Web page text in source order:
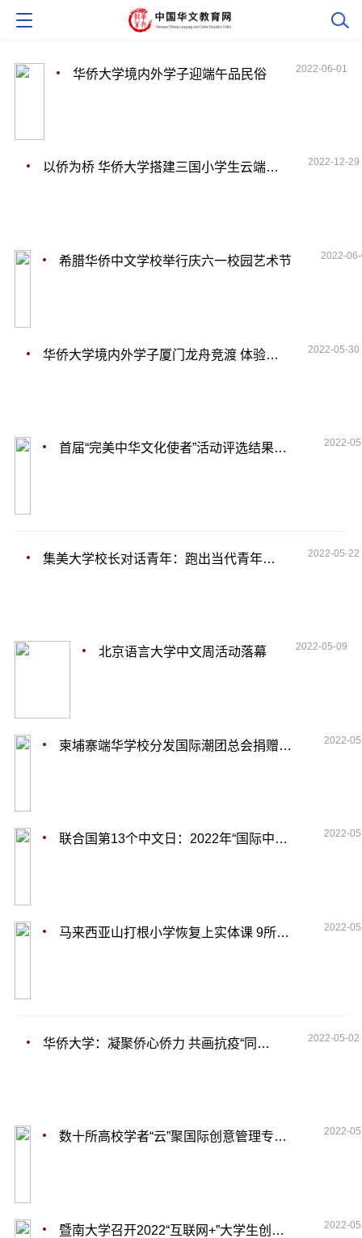
华侨大学境内外学子迎端午品民俗 2022-06-01
以侨为桥 华侨大学搭建三国小学生云端互动平台 2022-12-29
希腊华侨中文学校举行庆六一校园艺术节 2022-
华侨大学境内外学子厦门龙舟竞渡 体验龙舟文化 2022-05-30
首届“完美中华文化使者”活动评选结果出炉 2022-
集美大学校长对话青年：跑出当代青年最好成绩 2022-05-22
北京语言大学中文周活动落幕 2022-05-09
柬埔寨端华学校分发国际潮团总会捐赠的防疫口罩 2022-
联合国第13个中文日：2022年“国际中文日”活动在辽宁大连启动 2022-
马来西亚山打根小学恢复上实体课 9所华小出席率超90% 2022-
华侨大学：凝聚侨心侨力 共画抗疫“同心圆” 2022-05-02
数十所高校学者“云”聚国际创意管理专委会年会 2022-
暨南大学召开2022“互联网+”大学生创新创业大赛工作推进会 2022-